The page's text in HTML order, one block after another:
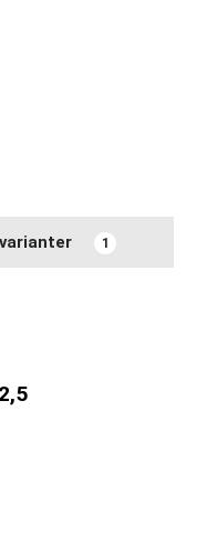
varianter 1